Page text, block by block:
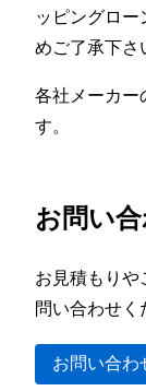
ッピングロー
めご了承下さ
各社メーカー
す。
お問い
お見積もりや
問い合わせく
お問い合わ